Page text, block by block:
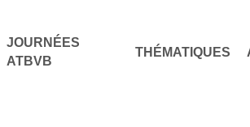
JOURNÉES
ATBVB
THÉMATIQUES